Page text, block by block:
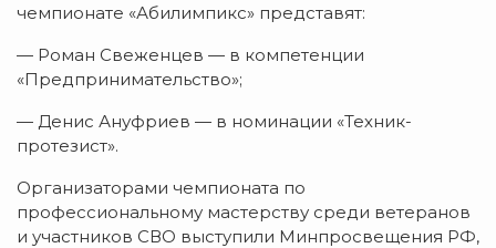
чемпионате «Абилимпикс» представят:
— Роман Свеженцев — в компетенции
«Предпринимательство»;
— Денис Ануфриев — в номинации «Техник-
протезист».
Организаторами чемпионата по
профессиональному мастерству среди ветеранов
и участников СВО выступили Минпросвещения РФ,